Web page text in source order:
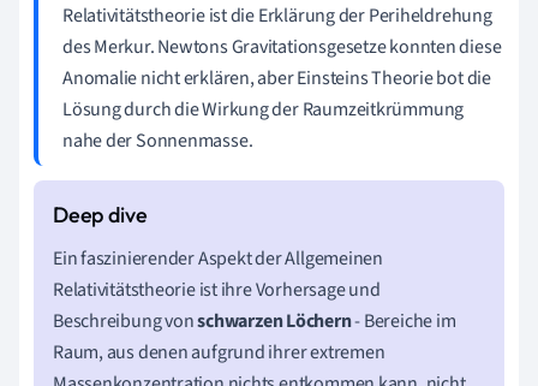
Relativitätstheorie ist die Erklärung der Periheldrehung
des Merkur. Newtons Gravitationsgesetze konnten diese
Anomalie nicht erklären, aber Einsteins Theorie bot die
Lösung durch die Wirkung der Raumzeitkrümmung
nahe der Sonnenmasse.
Ein faszinierender Aspekt der Allgemeinen
Relativitätstheorie ist ihre Vorhersage und
Beschreibung vonschwarzen Löchern- Bereiche im
Raum, aus denen aufgrund ihrer extremen